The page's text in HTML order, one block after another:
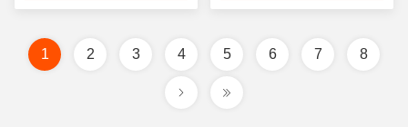
per mangimi per
1 2 3 4 5 6 7 8